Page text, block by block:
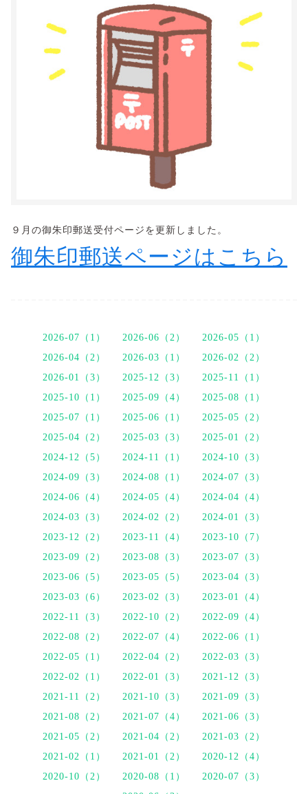
９月の御朱印郵送受付ページを更新しました。
御朱印郵送ページはこちら
2026-07（1） 2026-06（2）
2026-05（1）
2026-04（2）
2026-03（1）
2026-02（2）
2026-01（3）
2025-12（3）
2025-11（1）
2025-10（1）
2025-09（4）
2025-08（1）
2025-07（1）
2025-06（1）
2025-05（2）
2025-04（2）
2025-03（3）
2025-01（2）
2024-12（5）
2024-11（1）
2024-10（3）
2024-09（3）
2024-08（1）
2024-07（3）
2024-06（4）
2024-05（4）
2024-04（4）
2024-03（3）
2024-02（2）
2024-01（3）
2023-12（2）
2023-11（4）
2023-10（7）
2023-09（2）
2023-08（3）
2023-07（3）
2023-06（5）
2023-05（5）
2023-04（3）
2023-03（6）
2023-02（3）
2023-01（4）
2022-11（3）
2022-10（2）
2022-09（4）
2022-08（2）
2022-07（4）
2022-06（1）
2022-05（1）
2022-04（2）
2022-03（3）
2022-02（1）
2022-01（3）
2021-12（3）
2021-11（2）
2021-10（3）
2021-09（3）
2021-08（2）
2021-07（4）
2021-06（3）
2021-05（2）
2021-04（2）
2021-03（2）
2021-02（1）
2021-01（2）
2020-12（4）
2020-10（2）
2020-08（1）
2020-07（3）